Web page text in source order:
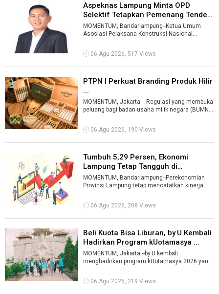
Aspeknas Lampung Minta OPD
Selektif Tetapkan Pemenang Tender
Kons ...
MOMENTUM, Bandarlampung--Ketua Umum
Asosiasi Pelaksana Konstruksi Nasional
organisasi ...
06 Agu 2026, 517 Views
PTPN I Perkuat Branding Produk Hilir
...
MOMENTUM, Jakarta -- Regulasi yang membuka
peluang bagi badan usaha milik negara (BUMN)
06 Agu 2026, 190 Views
Tumbuh 5,29 Persen, Ekonomi
Lampung Tetap Tangguh di
Pertengahan ...
MOMENTUM, Bandarlampung--Perekonomian
Provinsi Lampung tetap mencatatkan kinerja
06 Agu 2026, 208 Views
Beli Kuota Bisa Liburan, by.U Kembali
Hadirkan Program kUotamasya ...
MOMENTUM, Jakarta --by.U kembali
menghadirkan program kUotamasya 2026 yang
destina ...
06 Agu 2026, 219 Views